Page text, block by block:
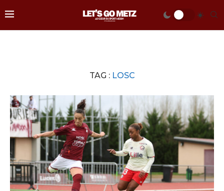
TAG : LOSC